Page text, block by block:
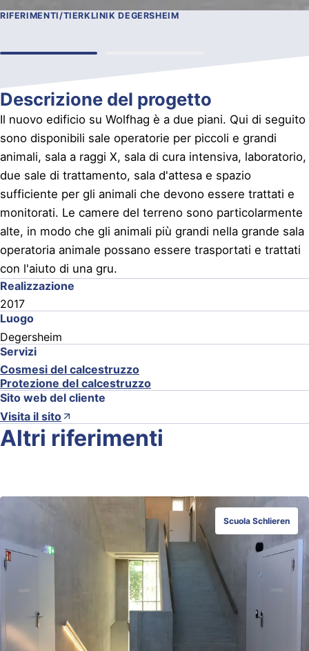
RIFERIMENTI/TIERKLINIK DEGERSHEIM
Descrizione del progetto
Il nuovo edificio su Wolfhag è a due piani. Qui di seguito
sono disponibili sale operatorie per piccoli e grandi
animali, sala a raggi X, sala di cura intensiva, laboratorio,
due sale di trattamento, sala d'attesa e spazio
sufficiente per gli animali che devono essere trattati e
monitorati. Le camere del terreno sono particolarmente
alte, in modo che gli animali più grandi nella grande sala
operatoria animale possano essere trasportati e trattati
con l'aiuto di una gru.
Realizzazione
2017
Luogo
Degersheim
Servizi
Cosmesi del calcestruzzo
Protezione del calcestruzzo
Sito web del cliente
Visita il sito
Altri riferimenti
Scuola Schlieren